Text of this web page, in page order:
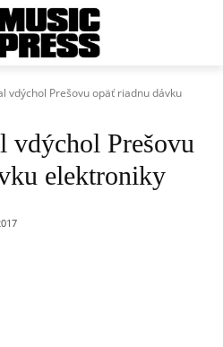
vdýchol Prešovu opäť riadnu dávku
vdýchol Prešovu
elektroniky